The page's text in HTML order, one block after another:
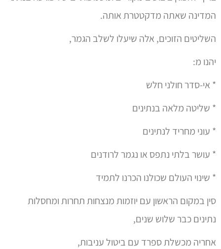
המדינה שאתה מדקטטרת אותה.
השליטים הזוכים, אלה שיעלו לשלב הגמר,
יהנו מ:
* אי-סדר חולני חלש
* שליטה מלאה בנתינים
* עוני מחריד לנתינים
* עושר בלתי נתפס או נגמר לרודנים
* שינוי העולם שכולנו הכרנו לתמיד
סין במקום הראשון עם יוזמות מנצחות תחרות ומחסלות
נתינים כבר שלוש שנים,
אחריה מכשלת ספרד עם ביטול עניבות,